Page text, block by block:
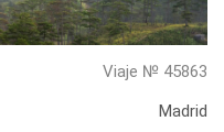
Viaje № 45863
Madrid